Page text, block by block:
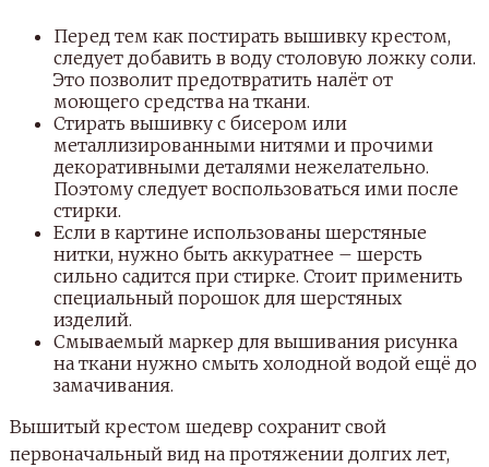
Перед тем как постирать вышивку крестом,
следует добавить в воду столовую ложку соли.
Это позволит предотвратить налёт от
моющего средства на ткани.
Стирать вышивку с бисером или
металлизированными нитями и прочими
декоративными деталями нежелательно.
Поэтому следует воспользоваться ими после
стирки.
Если в картине использованы шерстяные
нитки, нужно быть аккуратнее – шерсть
сильно садится при стирке. Стоит применить
специальный порошок для шерстяных
изделий.
Смываемый маркер для вышивания рисунка
на ткани нужно смыть холодной водой ещё до
замачивания.
Вышитый крестом шедевр сохранит свой
первоначальный вид на протяжении долгих лет,